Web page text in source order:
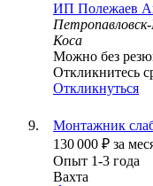
ИП Полежаев
Коса
Можно без
Откликнитесь
Откликнуться
Монтажник
130 000 ₽ за
Опыт 1-3 года
Вахта